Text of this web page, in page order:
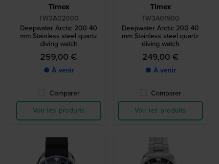
Timex
TW3A02000
Deepwater Arctic 200 40
mm Stainless steel quartz
diving watch
259,00 €
● À venir
Comparer
Voir les produits
Timex
TW3A01900
Deepwater Arctic 200 40
mm Stainless steel quartz
diving watch
249,00 €
● À venir
Comparer
Voir les produits